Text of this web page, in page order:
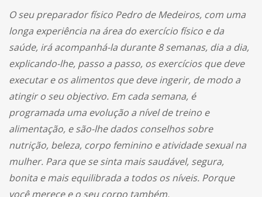
O seu preparador físico Pedro de Medeiros, com uma
longa experiência na área do exercício físico e da
saúde, irá acompanhá-la durante 8 semanas, dia a dia,
explicando-lhe, passo a passo, os exercícios que deve
executar e os alimentos que deve ingerir, de modo a
atingir o seu objectivo. Em cada semana, é
programada uma evolução a nível de treino e
alimentação, e são-lhe dados conselhos sobre
nutrição, beleza, corpo feminino e atividade sexual na
mulher. Para que se sinta mais saudável, segura,
bonita e mais equilibrada a todos os níveis. Porque
você merece e o seu corpo também.